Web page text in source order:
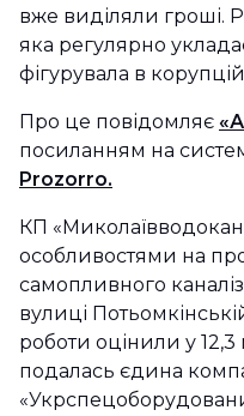
вже виділяли гроші.
яка регулярно
фігурувала в
Про це повідомляє
посиланням на
Prozorro.
КП
особливостями на
самопливного
вулиці
роботи оцінили у
подалась єдина